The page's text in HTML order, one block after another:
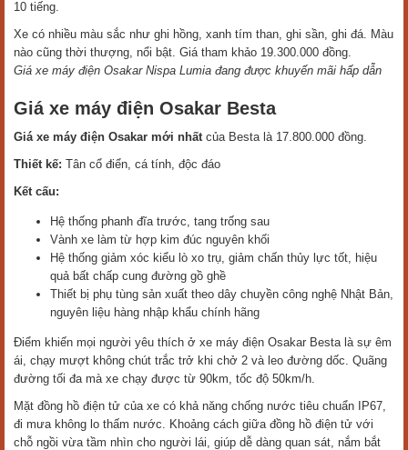
10 tiếng.
Xe có nhiều màu sắc như ghi hồng, xanh tím than, ghi sần, ghi đá. Màu
nào cũng thời thượng, nổi bật. Giá tham khảo 19.300.000 đồng.
Giá xe máy điện Osakar Nispa Lumia đang được khuyến mãi hấp dẫn
Giá xe máy điện Osakar Besta
Giá xe máy điện Osakar mới nhấtcủa Besta là 17.800.000 đồng.
Thiết kế: Tân cổ điển, cá tính, độc đáo
Kết cấu:
Hệ thống phanh đĩa trước, tang trống sau
Vành xe làm từ hợp kim đúc nguyên khối
Hệ thống giảm xóc kiểu lò xo trụ, giảm chấn thủy lực tốt, hiệu
quả bất chấp cung đường gồ ghề
Thiết bị phụ tùng sản xuất theo dây chuyền công nghệ Nhật Bản,
nguyên liệu hàng nhập khẩu chính hãng
Điểm khiến mọi người yêu thích ở xe máy điện Osakar Besta là sự êm
ái, chạy mượt không chút trắc trở khi chở 2 và leo đường dốc. Quãng
đường tối đa mà xe chạy được từ 90km, tốc độ 50km/h.
Mặt đồng hồ điện tử của xe có khả năng chống nước tiêu chuẩn IP67,
đi mưa không lo thấm nước. Khoảng cách giữa đồng hồ điện tử với
chỗ ngồi vừa tầm nhìn cho người lái, giúp dễ dàng quan sát, nắm bắt